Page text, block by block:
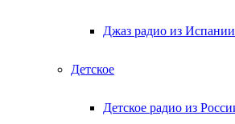
Джаз радио из Испании
Детское
Детское радио из